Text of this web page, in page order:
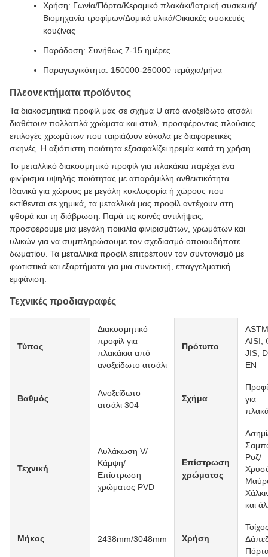
Χρήση: Γωνία/Πόρτα/Κεραμικό πλακάκι/Ιατρική συσκευή/
Βιομηχανία τροφίμων/Δομικά υλικά/Οικιακές συσκευές
κουζίνας
Παράδοση: Συνήθως 7-15 ημέρες
Παραγωγικότητα: 150000-250000 τεμάχια/μήνα
Πλεονεκτήματα προϊόντος
Τα διακοσμητικά προφίλ μας σε σχήμα U από ανοξείδωτο ατσάλι
διαθέτουν πολλαπλά χρώματα και στυλ, προσφέροντας πλούσιες
επιλογές χρωμάτων που ταιριάζουν εύκολα με διαφορετικές
σκηνές. Η αξιόπιστη ποιότητα εξασφαλίζει ηρεμία κατά τη χρήση.
Το μεταλλικό διακοσμητικό προφίλ για πλακάκια παρέχει ένα
φινίρισμα υψηλής ποιότητας με απαράμιλλη ανθεκτικότητα.
Ιδανικά για χώρους με μεγάλη κυκλοφορία ή χώρους που
εκτίθενται σε χημικά, τα μεταλλικά μας προφίλ αντέχουν στη
φθορά και τη διάβρωση. Παρά τις κοινές αντιλήψεις,
προσφέρουμε μια μεγάλη ποικιλία φινιρισμάτων, χρωμάτων και
υλικών για να συμπληρώσουμε τον σχεδιασμό οποιουδήποτε
δωματίου. Τα μεταλλικά προφίλ επιτρέπουν τον συντονισμό με
φωτιστικά και εξαρτήματα για μια συνεκτική, επαγγελματική
εμφάνιση.
Τεχνικές προδιαγραφές
Τύπος
Διακοσμητικό
προφίλ για
πλακάκια από
ανοξείδωτο ατσάλι
Πρότυπο
AISI,
JIS,
EN
Βαθμός
Ανοξείδωτο
ατσάλι 304
Σχήμα
για
Τεχνική
Αυλάκωση V/
Κάμψη/
Επίστρωση
χρώματος PVD
Επίστρωση
χρώματος
Ροζ/
και
Μήκος 2438mm/3048mm Χρήση